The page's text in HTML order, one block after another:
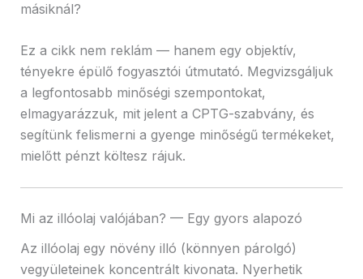
másiknál?
Ez a cikk nem reklám — hanem egy objektív,
tényekre épülő fogyasztói útmutató. Megvizsgáljuk
a legfontosabb minőségi szempontokat,
elmagyarázzuk, mit jelent a CPTG-szabvány, és
segítünk felismerni a gyenge minőségű termékeket,
mielőtt pénzt költesz rájuk.
Mi az illóolaj valójában? — Egy gyors alapozó
Az illóolaj egy növény illó (könnyen párolgó)
vegyületeinek koncentrált kivonata. Nyerhetik